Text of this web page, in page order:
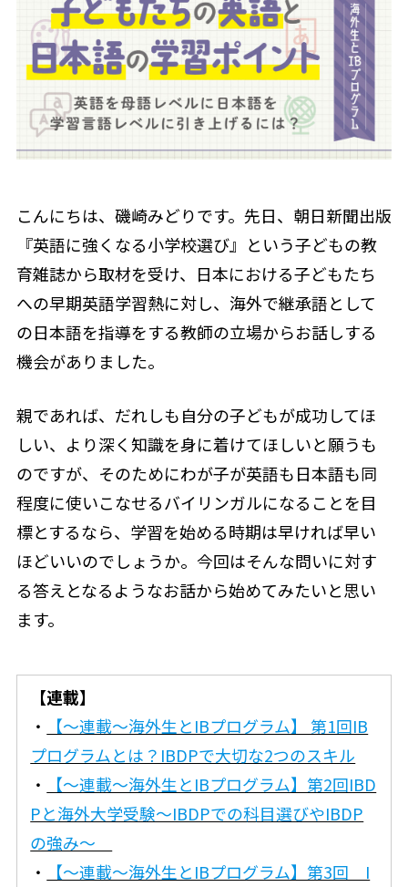
こんにちは、磯崎みどりです。先日、朝日新聞出版
『英語に強くなる小学校選び』という子どもの教
育雑誌から取材を受け、日本における子どもたち
への早期英語学習熱に対し、海外で継承語として
の日本語を指導をする教師の立場からお話しする
機会がありました。
親であれば、だれしも自分の子どもが成功してほ
しい、より深く知識を身に着けてほしいと願うも
のですが、そのためにわが子が英語も日本語も同
程度に使いこなせるバイリンガルになることを目
標とするなら、学習を始める時期は早ければ早い
ほどいいのでしょうか。今回はそんな問いに対す
る答えとなるようなお話から始めてみたいと思い
ます。
【連載】
・
【〜連載〜海外生とIBプログラム】 第1回IB
プログラムとは？IBDPで大切な2つのスキル
・
【〜連載〜海外生とIBプログラム】第2回IBD
Pと海外大学受験～IBDPでの科目選びやIBDP
の強み～
・
【〜連載〜海外生とIBプログラム】第3回 I